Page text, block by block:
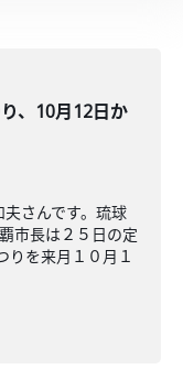
、10月12日か
さんです。琉球
市長は２５日の定
りを来月１０月１